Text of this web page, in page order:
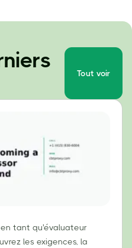
Tout voir
tant qu'évaluateur
les exigences, la